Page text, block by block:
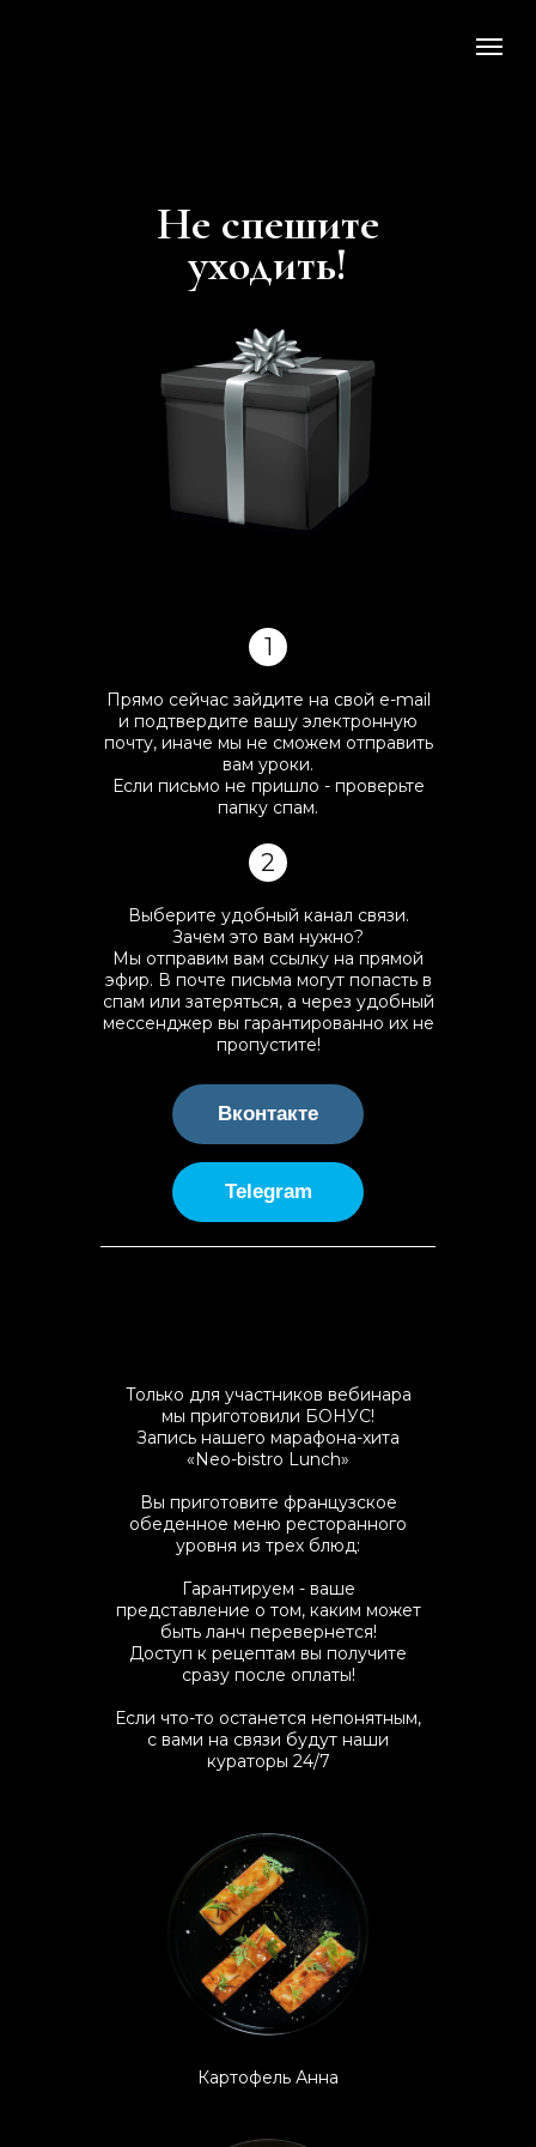
Не спешите
уходить!
Прямо сейчас зайдите на свой e-mail
и подтвердите вашу электронную
почту, иначе мы не сможем отправить
вам уроки.
Если письмо не пришло - проверьте
папку спам.
Выберите удобный канал связи.
Зачем это вам нужно?
Мы отправим вам ссылку на прямой
эфир. В почте письма могут попасть в
спам или затеряться, а через удобный
мессенджер вы гарантированно их не
пропустите!
1
2
Вконтакте
Telegram
Только для участников вебинара
мы приготовили БОНУС!
Запись нашего марафона-хита
«Neo-bistro Lunch»
Вы приготовите французское
обеденное меню ресторанного
уровня из трех блюд:
Гарантируем - ваше
представление о том, каким может
быть ланч перевернется!
Доступ к рецептам вы получите
сразу после оплаты!
Если что-то останется непонятным,
с вами на связи будут наши
кураторы 24/7
Картофель Анна